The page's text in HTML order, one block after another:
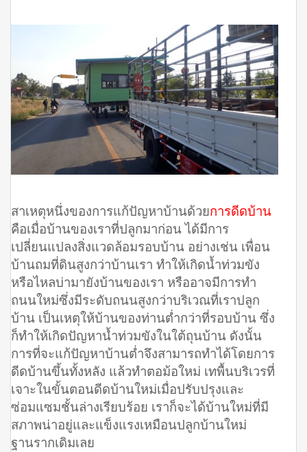
สาเหตุหนึ่งของการแก้ปัญหาบ้านด้วยการดีดบ้าน
คือเมื่อบ้านของเราที่ปลูกมาก่อน ได้มีการ
เปลี่ยนแปลงสิ่งแวดล้อมรอบบ้าน อย่างเช่น เพื่อน
บ้านถมที่ดินสูงกว่าบ้านเรา ทำให้เกิดน้ำท่วมขัง
หรือไหลบ่ามายังบ้านของเรา หรืออาจมีการทำ
ถนนใหม่ซึ่งมีระดับถนนสูงกว่าบริเวณที่เราปลูก
บ้าน เป็นเหตุให้บ้านของท่านต่ำกว่าที่รอบบ้าน ซึ่ง
ก็ทำให้เกิดปัญหาน้ำท่วมขังในใต้ถุนบ้าน ดังนั้น
การที่จะแก้ปัญหาบ้านต่ำจึงสามารถทำได้โดยการ
ดีดบ้านขึ้นทั้งหลัง แล้วทำตอม้อใหม่ เทพื้นบริเวรที่
เจาะในขั้นตอนดีดบ้านใหม่เมื่อปรับปรุงและ
ซ่อมแซมชั้นล่างเรียบร้อย เราก็จะได้บ้านใหม่ที่มี
สภาพน่าอยู่และแข็งแรงเหมือนปลูกบ้านใหม่
ฐานรากเดิมเลย